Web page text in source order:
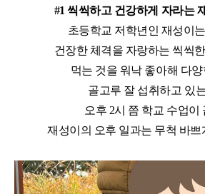
#1 씩씩하고 건강하게 자라는
초등학교 저학년인 재성이
건장한 체격을 자랑하는 씩씩
먹는 것을 워낙 좋아해 다
골고루 잘 섭취하고 있
오후 2시 쯤 학교 수업이
재성이의 오후 일과는 무척 바